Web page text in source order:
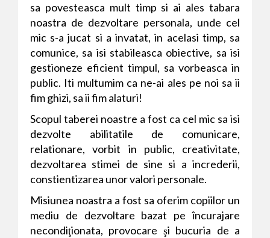
sa povesteasca mult timp si ai ales tabara
noastra de dezvoltare personala, unde cel
mic s-a jucat si a invatat, in acelasi timp, sa
comunice, sa isi stabileasca obiective, sa isi
gestioneze eficient timpul, sa vorbeasca in
public. Iti multumim ca ne-ai ales pe noi sa ii
fim ghizi, sa ii fim alaturi!
Scopul taberei noastre a fost ca cel mic sa isi
dezvolte abilitatile de comunicare,
relationare, vorbit in public, creativitate,
dezvoltarea stimei de sine si a increderii,
constientizarea unor valori personale.
Misiunea noastra a fost sa oferim copiilor un
mediu de dezvoltare bazat pe încurajare
necondiţionata, provocare şi bucuria de a